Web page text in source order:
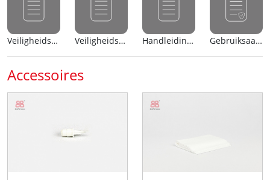
Veiligheidsblad (nl) Veiligheidsblad (en) Handleiding (nl) Gebruiksaanwijzing
Accessoires